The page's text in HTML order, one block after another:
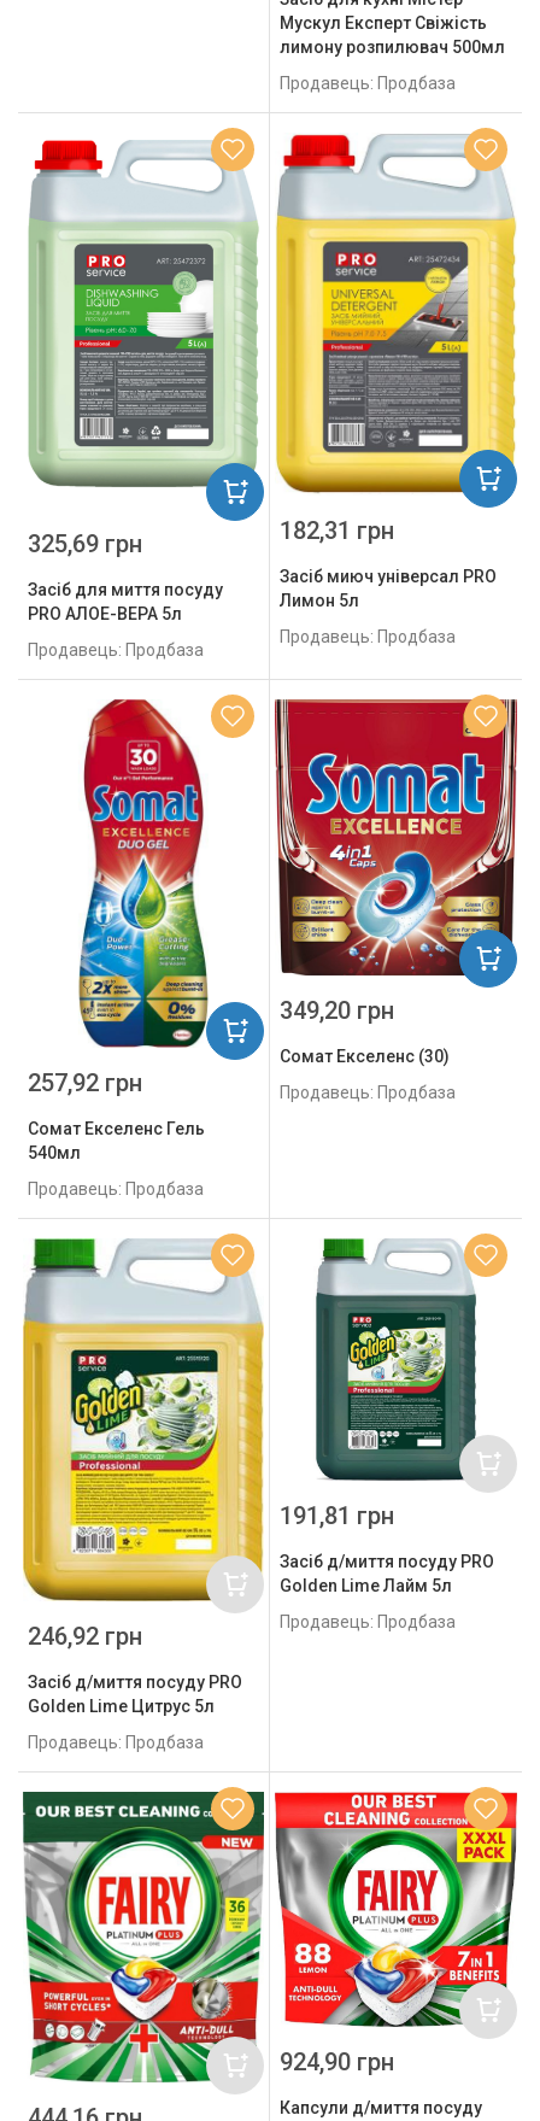
Мускул Експерт Cвіжість
лимону розпилювач 500мл
Продавець: Продбаза
Засіб для миття посуду
PRO АЛОЕ-ВЕРА 5л
Продавець: Продбаза
325,69 грн
Засіб миюч універсал PRO
Лимон 5л
Продавець: Продбаза
182,31 грн
Сомат Екселенс Гель
540мл
Продавець: Продбаза
257,92 грн
Сомат Екселенс (30)
Продавець: Продбаза
349,20 грн
Засіб д/миття посуду PRO
Golden Lime Цитрус 5л
Продавець: Продбаза
246,92 грн
Засіб д/миття посуду PRO
Golden Lime Лайм 5л
Продавець: Продбаза
191,81 грн
Капсули д/миття посуду
924,90 грн